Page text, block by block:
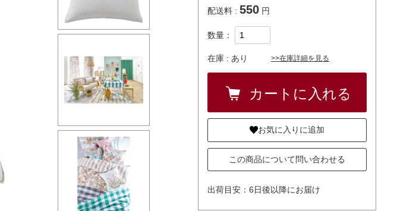
配送料 : 550 円
数量：
在庫 : あり >>在庫詳細を見る
お気に入りに追加
この商品について問い合わせる
出荷目安：6日後以降にお届け